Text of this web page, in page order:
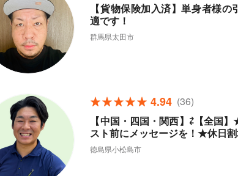
【貨物保険加入済】単身者様の
適です！
群馬県太田市
4.94 (36)
【中国・四国・関西】⇄【全国
スト前にメッセージを！★休日
徳島県小松島市